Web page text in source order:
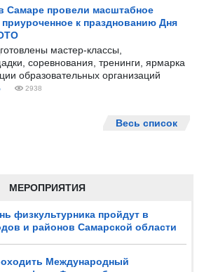
МЕРОПРИЯТИЯ
физкультурника пройдут в
и районов Самарской области
Международный
Самаре провели масштабное
к празднованию Дня
мастер-классы,
соревнования, тренинги, ярмарка
образовательных организаций
2938
Весь список